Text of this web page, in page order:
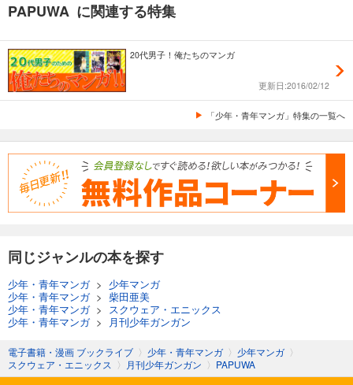
PAPUWA に関連する特集
20代男子！俺たちのマンガ
更新日:2016/02/12
「少年・青年マンガ」特集の一覧へ
同じジャンルの本を探す
少年・青年マンガ> 少年マンガ
少年・青年マンガ> 柴田亜美
少年・青年マンガ>
スクウェア・エニックス
少年・青年マンガ> 月刊少年ガンガン
電子書籍・漫画 ブックライブ 〉 少年・青年マンガ 〉 少年マンガ 〉
スクウェア・エニックス 〉 月刊少年ガンガン 〉 PAPUWA